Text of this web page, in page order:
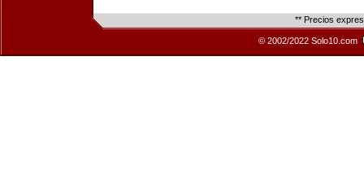
** Precios
© 2002/2022 Solo10.com